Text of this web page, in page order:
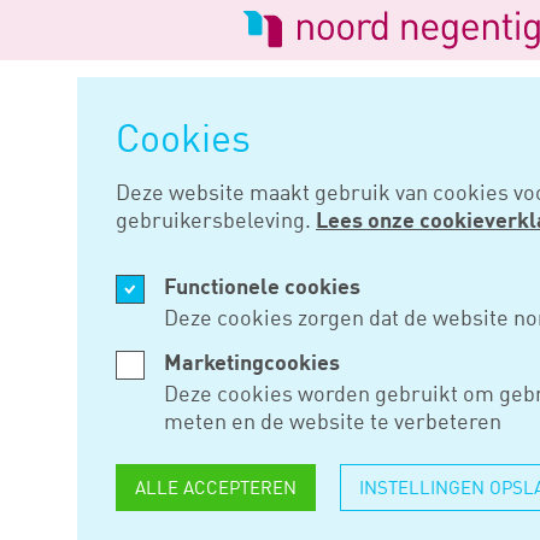
Cookies
Deze website maakt gebruik van cookies
gebruikersbeleving. Lees onze
Functionele cookies
Deze cookies zorgen dat de website
Marketingcookies
Deze cookies worden gebruikt om
meten en de website te verbeteren
ALLE ACCEPTEREN INSTELLINGEN
Logo
van
Noord
Negentig
NOV 27, 2018
2021
De uitwerking van de
dan het kabinet had gehoopt.
zelfstandigen die werken